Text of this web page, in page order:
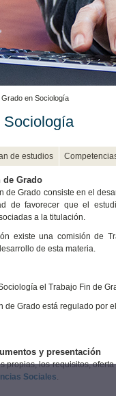
Grado en Sociología
Sociología
de estudios
de Grado
de Grado consiste en el
de favorecer que el
a la titulación.
existe una comisión de
de esta materia.
el Trabajo Fin de
de Grado está regulado por el
y presentación
propias, los requisitos,
Sociales.